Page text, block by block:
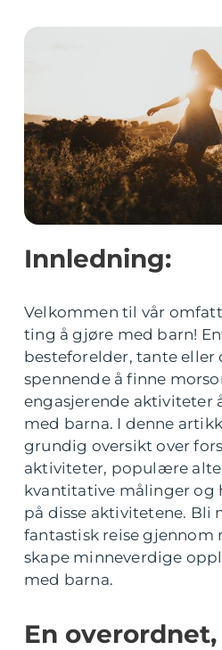
Innledning:
Velkommen til vår
ting å gjøre med barn!
besteforelder, tante eller
spennende å finne
engasjerende aktiviteter
med barna. I denne
grundig oversikt over
aktiviteter, populære
kvantitative målinger og
på disse aktivitetene. Bli
fantastisk reise gjennom
skape minneverdige
med barna.
En